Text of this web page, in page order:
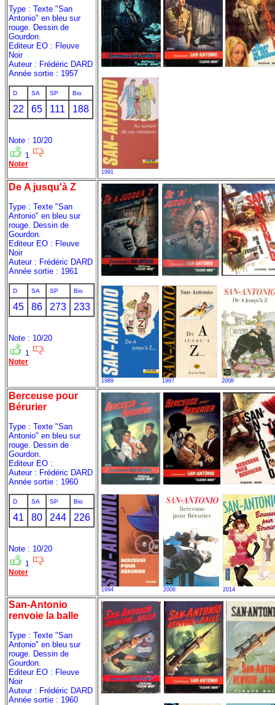
Type : Texte "San
Antonio" en bleu sur
rouge. Dessin de
Gourdon.
Editeur EO : Fleuve
Noir
Auteur : Frédéric DARD
Année sortie : 1957
D SA SP Bio
22 65 111 188
Note : 10/20
1
Noter
1991
De A jusqu'à Z
Type : Texte "San
Antonio" en bleu sur
rouge. Dessin de
Gourdon.
Editeur EO : Fleuve
Noir
Auteur : Frédéric DARD
Année sortie : 1961
D SA SP Bio
45 86 273 233
Note : 10/20
1
Noter
1989 1997 2008
Berceuse pour
Bérurier
Type : Texte "San
Antonio" en bleu sur
rouge. Dessin de
Gourdon.
Editeur EO :
Auteur : Frédéric DARD
Année sortie : 1960
D SA SP Bio
41 80 244 226
Note : 10/20
1
Noter
1994 2006 2014
San-Antonio
renvoie la balle
Type : Texte "San
Antonio" en bleu sur
rouge. Dessin de
Gourdon.
Editeur EO : Fleuve
Noir
Auteur : Frédéric DARD
Année sortie : 1960